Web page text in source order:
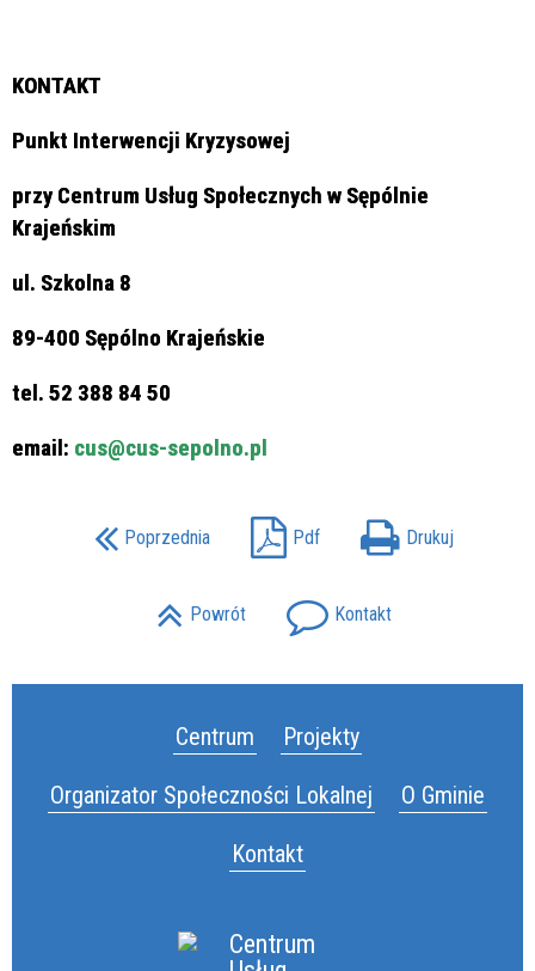
KONTAKT
Punkt Interwencji Kryzysowej
przy Centrum Usług Społecznych w Sępólnie
Krajeńskim
ul. Szkolna 8
89-400 Sępólno Krajeńskie
tel. 52 388 84 50
email: cus@cus-sepolno.pl
Poprzednia Pdf Drukuj
Powrót Kontakt
Centrum Projekty
Organizator Społeczności Lokalnej O Gminie
Kontakt
Centrum